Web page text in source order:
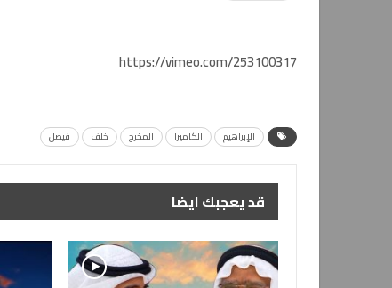
https://vimeo.com/253100317
الإبراهيم الكاميرا المخرج خلف فيصل
قد يعجبك ايضا